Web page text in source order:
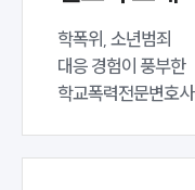
학폭위, 소년범죄
대응 경험이 풍부한
학교폭력전문변호사